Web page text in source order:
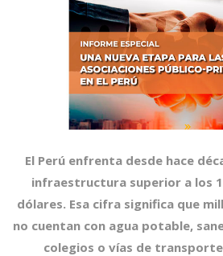
El Perú enfrenta desde hace
infraestructura superior a los
dólares. Esa cifra significa que
no cuentan con agua potable,
colegios o vías de transporte